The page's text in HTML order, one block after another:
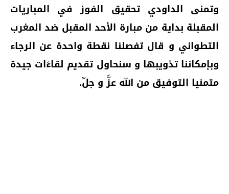
وتمنى الداودي تحقيق الفوز في المباريات
المقبلة بداية من مبارة الأحد المقبل ضد المغرب
التطواني و قال تفصلنا نقطة واحدة عن الرجاء
وبإمكاننا تذويبها و سنحاول تقديم لقاءَات جيدة
متمنيا التوفيق من الله عزَّ و جلّ.